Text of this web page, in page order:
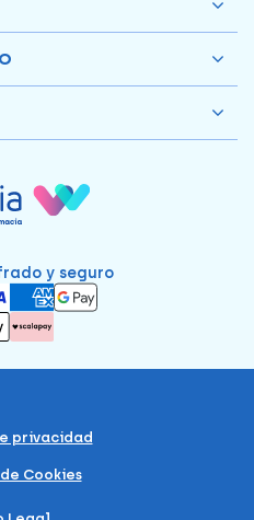
y seguro
privacidad
Cookies